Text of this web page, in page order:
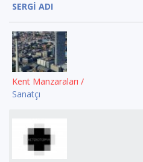
SERGİ ADI
Kent Manzaraları /
Sanatçı